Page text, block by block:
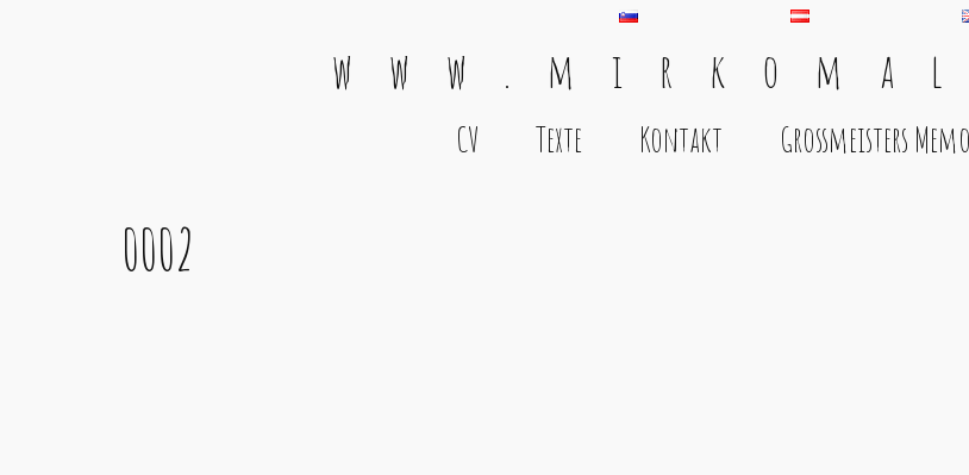
w w w . m i r k o m a
CV Texte Kontakt Grossmeisters
0002